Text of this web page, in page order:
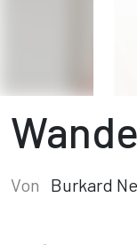
Von Burkard